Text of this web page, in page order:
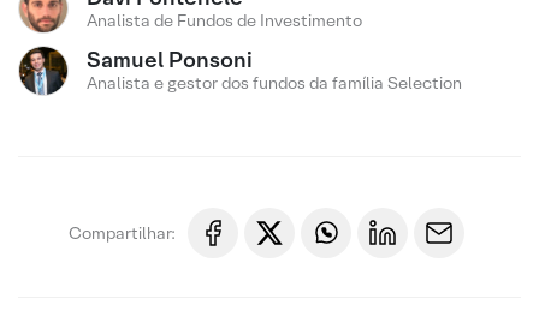
Analista de Fundos de Investimento
Samuel Ponsoni
Analista e gestor dos fundos da família Selection
Compartilhar: